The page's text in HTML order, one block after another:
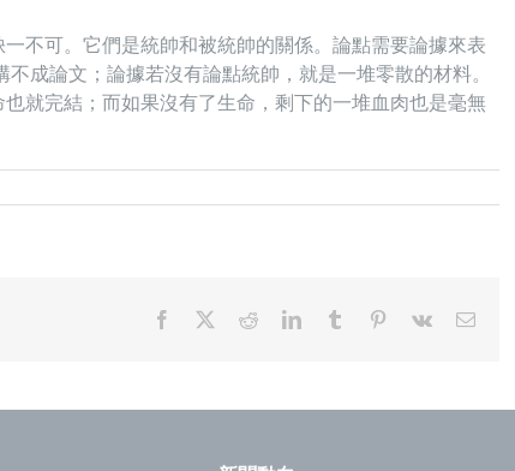
不可。它們是統帥和被統帥的關係。論點需要論據來表
成論文；論據若沒有論點統帥，就是一堆零散的材料。
就完結；而如果沒有了生命，剩下的一堆血肉也是毫無
Facebook RedditLinkedInTumblr Pinterest
Vk Email